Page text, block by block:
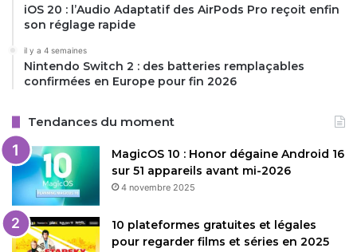
iOS 20 : l’Audio Adaptatif des AirPods Pro reçoit enfin
son réglage rapide
il y a 4 semaines
Nintendo Switch 2 : des batteries remplaçables
confirmées en Europe pour fin 2026
Tendances du moment
MagicOS 10 : Honor dégaine Android 16
sur 51 appareils avant mi-2026
4 novembre 2025
10 plateformes gratuites et légales
pour regarder films et séries en 2025